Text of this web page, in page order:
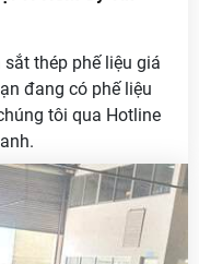
thép phế liệu giá
đang có phế liệu
tôi qua Hotline